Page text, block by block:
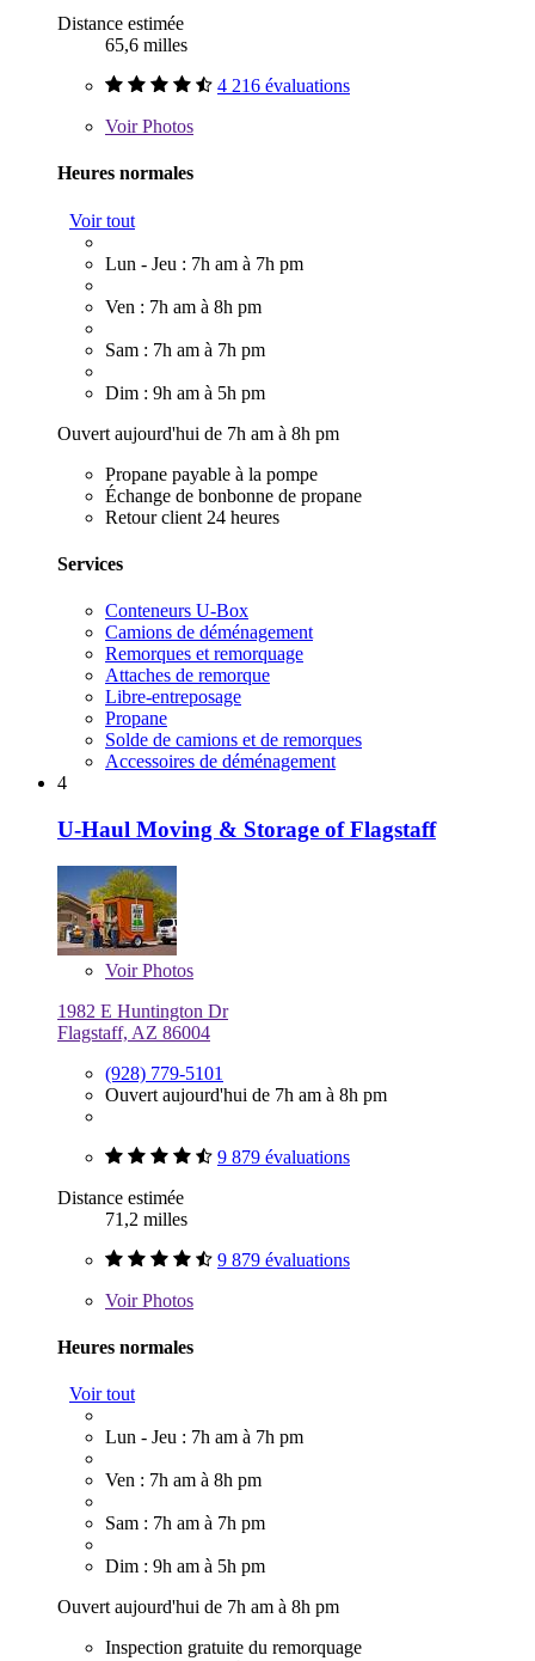
Distance estimée
65,6 milles
4 216 évaluations
VoirPhotos
Heures normales
Voir tout
Lun - Jeu : 7h am à 7h pm
Ven : 7h am à 8h pm
Sam : 7h am à 7h pm
Dim : 9h am à 5h pm
Ouvert aujourd'hui de 7h am à 8h pm
Propane payable à la pompe
Échange de bonbonne de propane
Retour client 24 heures
Services
Conteneurs U-Box
Camions de déménagement
Remorques et remorquage
Attaches de remorque
Libre-entreposage
Propane
Solde de camions et de remorques
Accessoires de déménagement
4
U-Haul Moving & Storage of Flagstaff
VoirPhotos
1982 E Huntington Dr
Flagstaff, AZ 86004
(928) 779-5101
Ouvert aujourd'hui de 7h am à 8h pm
9 879 évaluations
Distance estimée
71,2 milles
9 879 évaluations
VoirPhotos
Heures normales
Voir tout
Lun - Jeu : 7h am à 7h pm
Ven : 7h am à 8h pm
Sam : 7h am à 7h pm
Dim : 9h am à 5h pm
Ouvert aujourd'hui de 7h am à 8h pm
Inspection gratuite du remorquage